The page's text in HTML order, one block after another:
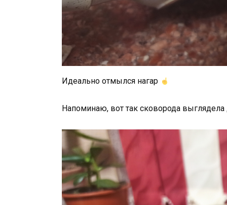
Идеально отмылся нагар
Напоминаю, вот так сковорода выглядела